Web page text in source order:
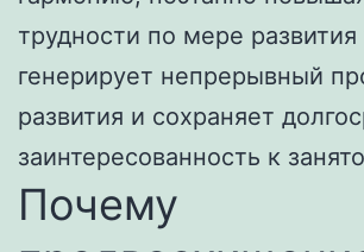
трудности по мере
генерирует непрерывный
развития и сохраняет
заинтересованность к
Почему